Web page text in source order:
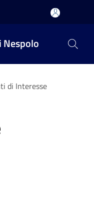
Nespolo
di Interesse